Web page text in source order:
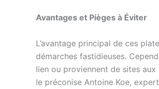
Avantages et Pièges à Éviter
L’avantage principal de ces
démarches fastidieuses.
lien ou proviennent de sites
le préconise Antoine Koe, expert